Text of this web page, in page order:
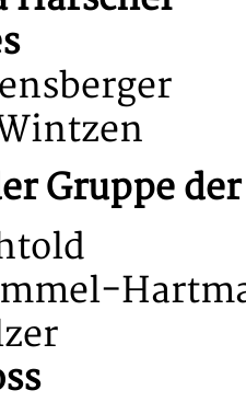
Gruppe